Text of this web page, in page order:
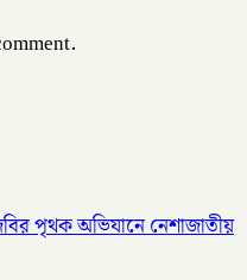
পৃথক অভিযানে নেশাজাতীয়